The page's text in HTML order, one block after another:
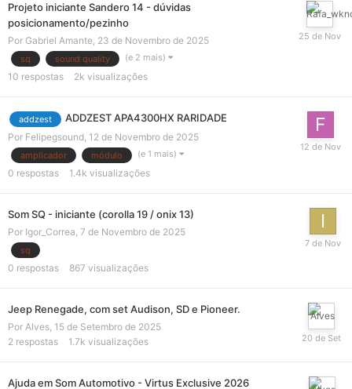
Projeto iniciante Sandero 14 - dúvidas
posicionamento/pezinho
Por Gabriel Amante, 23 de Novembro de 2025
sq sound quality (e 2 mais)
10 respostas 2k visualizações
addzest ADDZEST APA4300HX RARIDADE
Por Felipegsound 12 de Novembro de 2025
amplicador módulo (e 1 mais)
0 respostas 1.4k visualizações
Som SQ - iniciante (corolla 19 / onix 13)
Por Igor_Correa 7 de Novembro de 2025
sq
0 respostas 867 visualizações
Jeep Renegade, com set Audison, SD e Pioneer.
Por Alves, 15 de Setembro de 2025
2 respostas 1.7k visualizações
Ajuda em Som Automotivo - Virtus Exclusive 2026